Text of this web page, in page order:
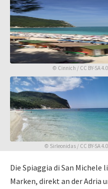
© Cinnich / CC BY-SA 4.0
© Sirleonidas / CC BY-SA 4.0
Die Spiaggia di San Michele
Marken, direkt an der Adria